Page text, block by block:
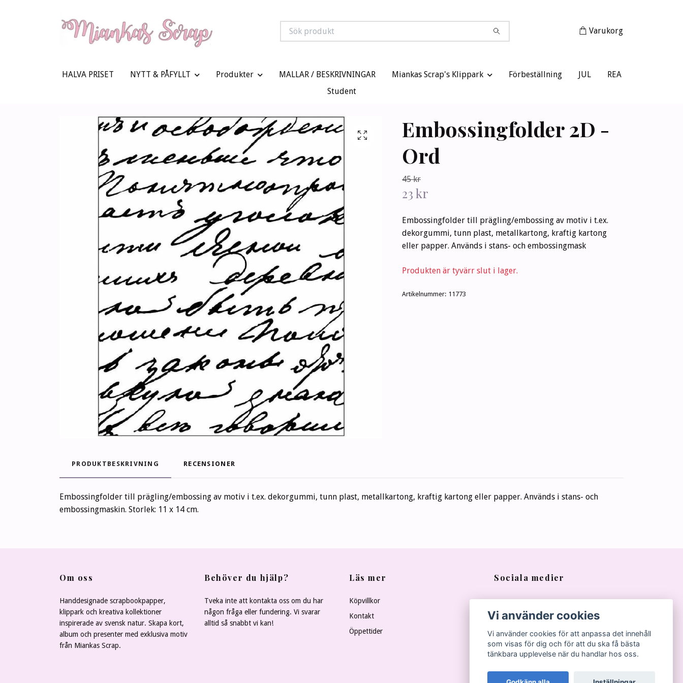
Varukorg
HALVA PRISET NYTT & PÅFYLLT Produkter MALLAR / BESKRIVNINGAR Miankas Scrap's Klippark Förbeställning JUL
REA
Student
Embossingfolder 2D -
Ord
45 kr
23 kr
Embossingfolder till prägling/embossing av motiv i t.ex.
dekorgummi, tunn plast, metallkartong, kraftig kartong
eller papper. Används i stans- och embossingmask
Produkten är tyvärr slut i lager.
Artikelnummer: 11773
PRODUKTBESKRIVNING RECENSIONER
Embossingfolder till prägling/embossing av motiv i t.ex. dekorgummi, tunn plast, metallkartong, kraftig kartong eller papper. Används i stans- och
embossingmaskin. Storlek: 11 x 14 cm.
Om oss
Handdesignade scrapbookpapper,
klippark och kreativa kollektioner
inspirerade av svensk natur. Skapa kort,
album och presenter med exklusiva motiv
från Miankas Scrap.
Behöver du hjälp?
Tveka inte att kontakta oss om du har
någon fråga eller fundering. Vi svarar
alltid så snabbt vi kan!
Läs mer
Köpvillkor
Kontakt
Öppettider
Sociala medier
Vi använder cookies
Vi använder cookies för att anpassa det innehåll
som visas för dig och för att du ska få bästa
tänkbara upplevelse när du handlar hos oss.